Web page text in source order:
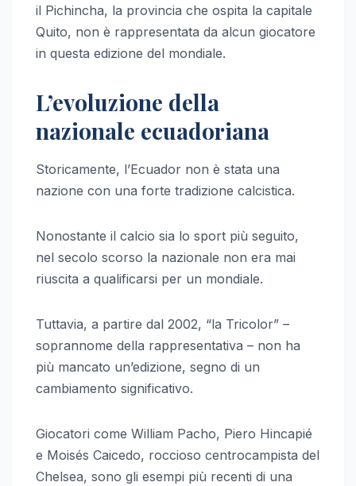
il Pichincha, la provincia che ospita la capitale
Quito, non è rappresentata da alcun giocatore
in questa edizione del mondiale.
L’evoluzione della
nazionale ecuadoriana
Storicamente, l’Ecuador non è stata una
nazione con una forte tradizione calcistica.
Nonostante il calcio sia lo sport più seguito,
nel secolo scorso la nazionale non era mai
riuscita a qualificarsi per un mondiale.
Tuttavia, a partire dal 2002, “la Tricolor” –
soprannome della rappresentativa – non ha
più mancato un’edizione, segno di un
cambiamento significativo.
Giocatori come William Pacho, Piero Hincapié
e Moisés Caicedo, roccioso centrocampista del
Chelsea, sono gli esempi più recenti di una